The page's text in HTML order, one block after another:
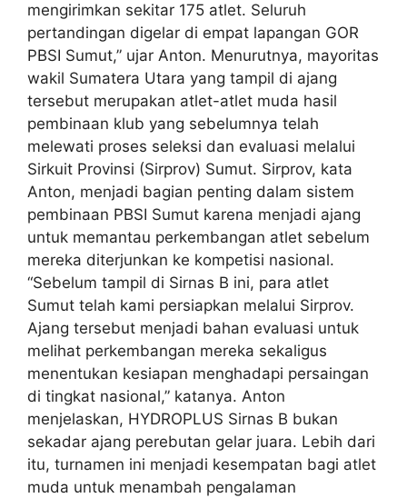
mengirimkan sekitar 175 atlet. Seluruh
pertandingan digelar di empat lapangan GOR
PBSI Sumut,” ujar Anton. Menurutnya, mayoritas
wakil Sumatera Utara yang tampil di ajang
tersebut merupakan atlet-atlet muda hasil
pembinaan klub yang sebelumnya telah
melewati proses seleksi dan evaluasi melalui
Sirkuit Provinsi (Sirprov) Sumut. Sirprov, kata
Anton, menjadi bagian penting dalam sistem
pembinaan PBSI Sumut karena menjadi ajang
untuk memantau perkembangan atlet sebelum
mereka diterjunkan ke kompetisi nasional.
“Sebelum tampil di Sirnas B ini, para atlet
Sumut telah kami persiapkan melalui Sirprov.
Ajang tersebut menjadi bahan evaluasi untuk
melihat perkembangan mereka sekaligus
menentukan kesiapan menghadapi persaingan
di tingkat nasional,” katanya. Anton
menjelaskan, HYDROPLUS Sirnas B bukan
sekadar ajang perebutan gelar juara. Lebih dari
itu, turnamen ini menjadi kesempatan bagi atlet
muda untuk menambah pengalaman